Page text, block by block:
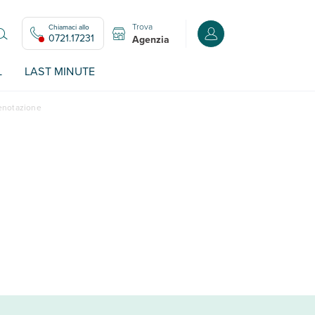
Chiamaci allo
0721.17231
Trova
Agenzia Accedi o registrati
LAST MINUTE